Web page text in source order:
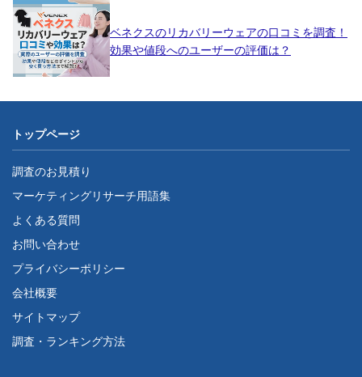
ベネクスのリカバリーウェアの口コミを調査！
効果や値段へのユーザーの評価は？
トップページ
調査のお見積り
マーケティングリサーチ用語集
よくある質問
お問い合わせ
プライバシーポリシー
会社概要
サイトマップ
調査・ランキング方法